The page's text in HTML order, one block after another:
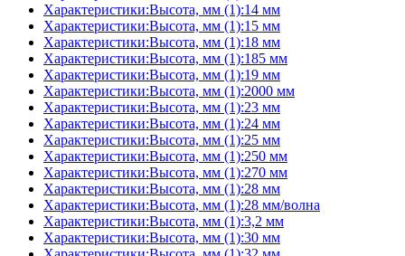
Характеристики:Высота, мм (1):14 мм
Характеристики:Высота, мм (1):15 мм
Характеристики:Высота, мм (1):18 мм
Характеристики:Высота, мм (1):185 мм
Характеристики:Высота, мм (1):19 мм
Характеристики:Высота, мм (1):2000 мм
Характеристики:Высота, мм (1):23 мм
Характеристики:Высота, мм (1):24 мм
Характеристики:Высота, мм (1):25 мм
Характеристики:Высота, мм (1):250 мм
Характеристики:Высота, мм (1):270 мм
Характеристики:Высота, мм (1):28 мм
Характеристики:Высота, мм (1):28 мм/волна
Характеристики:Высота, мм (1):3,2 мм
Характеристики:Высота, мм (1):30 мм